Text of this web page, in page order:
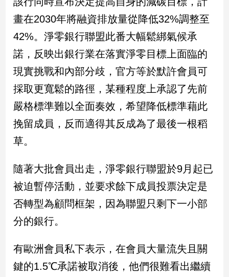
畫在2030年將融資排放量從降低32%調整至
42%。淨零銀行聯盟此番大幅鬆綁氣候承
諾，反映出銀行業在落實淨零目標上面臨的
現實挑戰和內部分歧，官方等於默許會員可
採取更寬鬆的路徑，某種程度上承認了先前
嚴格標準難以全面奏效，希望降低標準藉此
挽留成員，反而適得其反成為了最後一根稻
草。
隨著大批會員出走，淨零銀行聯盟於9月起已
被迫暫停活動，並要求餘下成員投票決定是
否轉型為顧問框架，因為聯盟只剩下一小部
分的銀行。
有歐洲會員私下表示，在會員大量流失且關
鍵的1.5℃承諾被取消後，他們很難看出繼續